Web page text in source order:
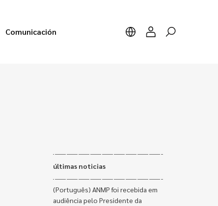
Comunicación
últimas noticias
(Português) ANMP foi recebida em
audiência pelo Presidente da